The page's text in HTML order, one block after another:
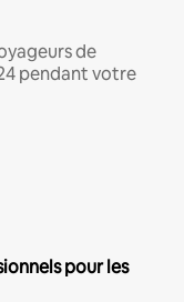
de
pendant votre
pour les